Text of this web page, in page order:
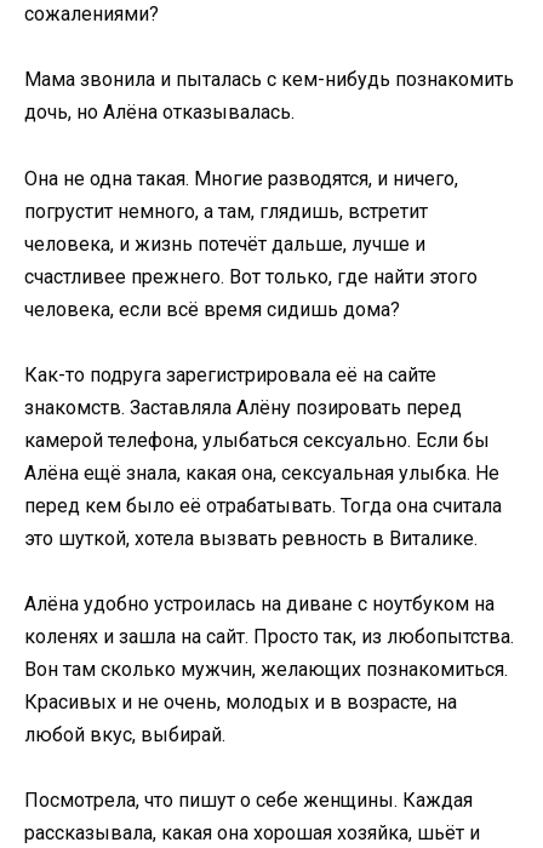
сожалениями?
Мама звонила и пыталась с кем-нибудь познакомить
дочь, но Алёна отказывалась.
Она не одна такая. Многие разводятся, и ничего,
погрустит немного, а там, глядишь, встретит
человека, и жизнь потечёт дальше, лучше и
счастливее прежнего. Вот только, где найти этого
человека, если всё время сидишь дома?
Как-то подруга зарегистрировала её на сайте
знакомств. Заставляла Алёну позировать перед
камерой телефона, улыбаться сексуально. Если бы
Алёна ещё знала, какая она, сексуальная улыбка. Не
перед кем было её отрабатывать. Тогда она считала
это шуткой, хотела вызвать ревность в Виталике.
Алёна удобно устроилась на диване с ноутбуком на
коленях и зашла на сайт. Просто так, из любопытства.
Вон там сколько мужчин, желающих познакомиться.
Красивых и не очень, молодых и в возрасте, на
любой вкус, выбирай.
Посмотрела, что пишут о себе женщины. Каждая
рассказывала, какая она хорошая хозяйка, шьёт и